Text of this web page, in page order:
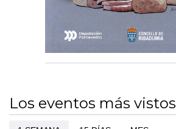
Los eventos más vistos